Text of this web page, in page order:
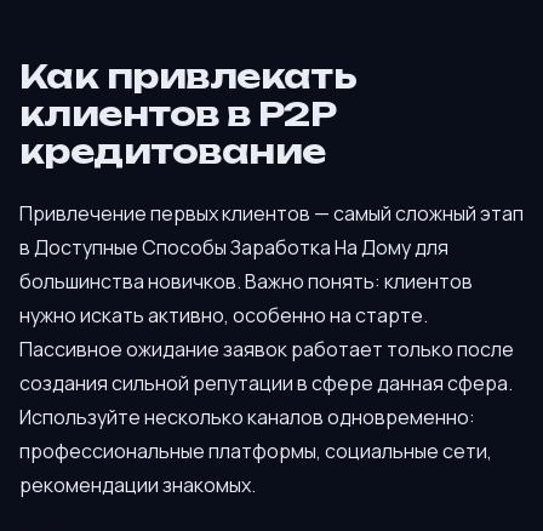
Как привлекать
клиентов в P2P
кредитование
Привлечение первых клиентов — самый сложный этап
в Доступные Способы Заработка На Дому для
большинства новичков. Важно понять: клиентов
нужно искать активно, особенно на старте.
Пассивное ожидание заявок работает только после
создания сильной репутации в сфере данная сфера.
Используйте несколько каналов одновременно:
профессиональные платформы, социальные сети,
рекомендации знакомых.